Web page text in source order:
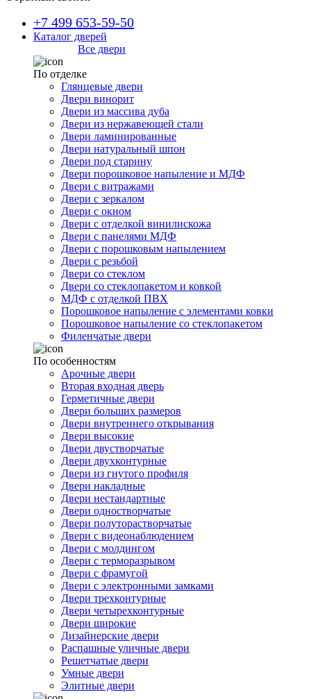
+7 499 653-59-50
Каталог дверей
Все двери
По отделке
Глянцевые двери
Двери винорит
Двери из массива дуба
Двери из нержавеющей стали
Двери ламинированные
Двери натуральный шпон
Двери под старину
Двери порошковое напыление и МДФ
Двери с витражами
Двери с зеркалом
Двери с окном
Двери с отделкой винилискожа
Двери с панелями МДФ
Двери с порошковым напылением
Двери с резьбой
Двери со стеклом
Двери со стеклопакетом и ковкой
МДФ с отделкой ПВХ
Порошковое напыление с элементами ковки
Порошковое напыление со стеклопакетом
Филенчатые двери
По особенностям
Арочные двери
Вторая входная дверь
Герметичные двери
Двери больших размеров
Двери внутреннего открывания
Двери высокие
Двери двустворчатые
Двери двухконтурные
Двери из гнутого профиля
Двери накладные
Двери нестандартные
Двери одностворчатые
Двери полуторастворчатые
Двери с видеонаблюдением
Двери с молдингом
Двери с терморазрывом
Двери с фрамугой
Двери с электронными замками
Двери трехконтурные
Двери четырехконтурные
Двери широкие
Дизайнерские двери
Распашные уличные двери
Решетчатые двери
Умные двери
Элитные двери